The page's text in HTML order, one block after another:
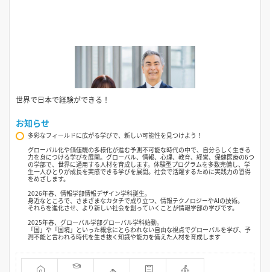
世界で日本で経験ができる！
お知らせ
多彩なフィールドに広がる学びで、新しい可能性を見つけよう！
グローバル化や価値観の多様化が進む予測不可能な時代の中で、自分らしく生きる
力を身につける学びを展開。グローバル、情報、心理、教育、経営、保健医療の6つ
の学部で、世界に通用する人材を育成します。体験型プログラムを多数完備し、学
生一人ひとりが成長を実感できる学びを展開。社会で活躍するために実践力の習得
をめざします。
2026年春、情報学部情報デザイン学科誕生。
身近なところで、さまざまなカタチで成り立つ、情報テクノロジーやAIの技術。
それらを進化させ、より新しい社会を創っていくことが情報学部の学びです。
2025年春、グローバル学部グローバル学科始動。
「国」や「国境」といった概念にとらわれない自由な視点でグローバルを学び、予
測不能と言われる時代を生き抜く知識や能力を備えた人材を育成します